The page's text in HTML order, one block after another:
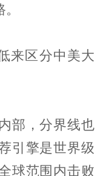
来区分中美大
部，分界线也
引擎是世界级
球范围内击败